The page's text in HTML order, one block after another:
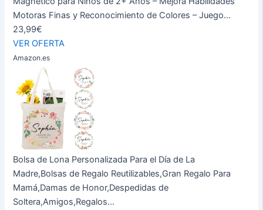
Motoras Finas y Reconocimiento de Colores – Juego...
23,99€
VER OFERTA
Amazon.es
Bolsa de Lona Personalizada Para el Día de La
Madre,Bolsas de Regalo Reutilizables,Gran Regalo Para
Mamá,Damas de Honor,Despedidas de
Soltera,Amigos,Regalos...